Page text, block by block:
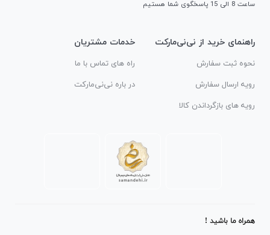
ساعت 8 الی 15 پاسخگوی شما هستیم
راهنمای خرید از نی‌نی‌مارکت
نحوه ثبت سفارش
رویه ارسال سفارش
رویه های بازگرداندن کالا
خدمات مشتریان
راه های تماس با ما
در باره نی‌نی‌مارکت
همراه ما باشید !